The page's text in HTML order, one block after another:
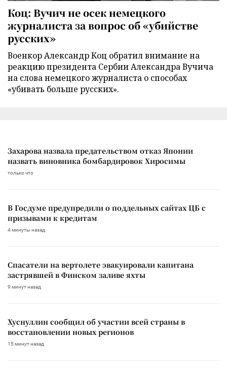
Коц: Вучич не осек немецкого
журналиста за вопрос об «убийстве
русских»
Военкор Александр Коц обратил внимание на
реакцию президента Сербии Александра Вучича
на слова немецкого журналиста о способах
«убивать больше русских».
Захарова назвала предательством отказ Японии
назвать виновника бомбардировок Хиросимы
только что
В Госдуме предупредили о поддельных сайтах ЦБ с
призывами к кредитам
4 минуты назад
Спасатели на вертолете эвакуировали капитана
застрявшей в Финском заливе яхты
9 минут назад
Хуснуллин сообщил об участии всей страны в
восстановлении новых регионов
15 минут назад